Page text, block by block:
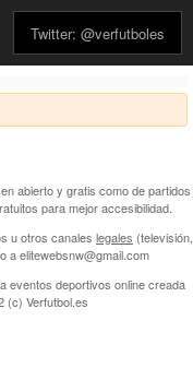
Twitter: @verfutboles
abierto y gratis como de partidos
para mejor accesibilidad.
u otros canales legales (televisión,
a elitewebsnw@gmail.com
eventos deportivos online creada
(c) Verfutbol.es